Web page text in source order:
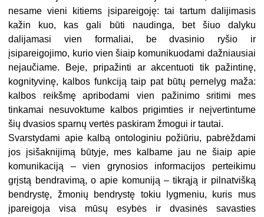
nesame vieni kitiems įsipareigoję: tai tartum dalijimasis
kažin kuo, kas gali būti naudinga, bet šiuo dalyku
dalijamasi vien formaliai, be dvasinio ryšio ir
įsipareigojimo, kurio vien šiaip komunikuodami dažniausiai
nejaučiame. Beje, pripažinti ar akcentuoti tik pažintinę,
kognityvinę, kalbos funkciją taip pat būtų pernelyg maža:
kalbos reikšmę apribodami vien pažinimo sritimi mes
tinkamai nesuvoktume kalbos prigimties ir neįvertintume
šių dvasios sparnų vertės paskiram žmogui ir tautai.
Svarstydami apie kalbą ontologiniu požiūriu, pabrėždami
jos įsišaknijimą būtyje, mes kalbame jau ne šiaip apie
komunikaciją – vien grynosios informacijos perteikimu
grįstą bendravimą, o apie komuniją – tikrąją ir pilnatvišką
bendrystę, žmonių bendrystę tokiu lygmeniu, kuris mus
įpareigoja visa mūsų esybės ir dvasinės savasties